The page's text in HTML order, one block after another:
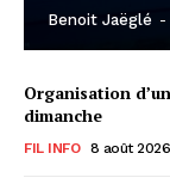
Benoit Jaëglé -
Organisation
dimanche
FIL INFO 8 août 2026